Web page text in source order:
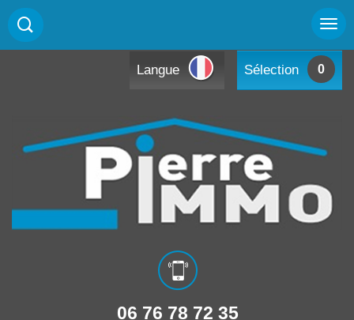
Langue Sélection 0
06 76 78 72 35